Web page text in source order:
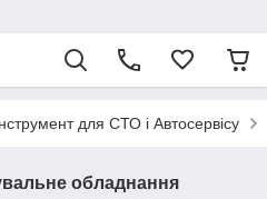
для СТО і Автосервісу
обладнання